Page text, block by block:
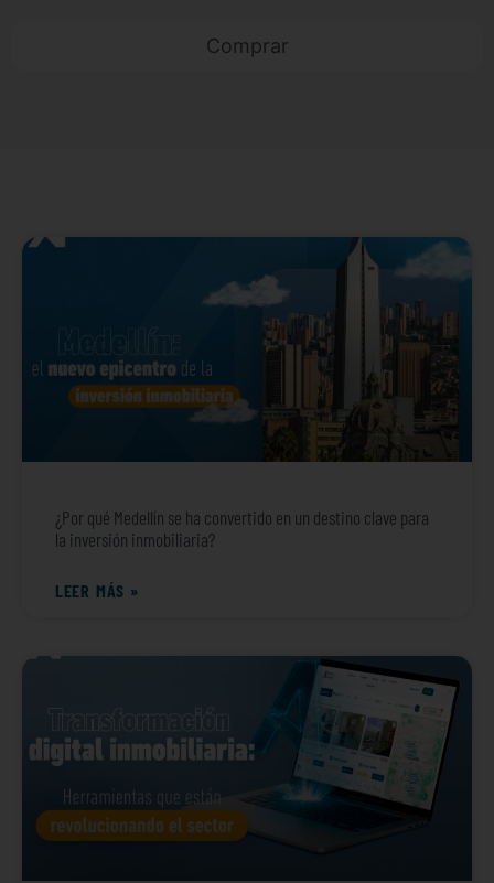
Comprar
¿Por qué Medellín se ha convertido en un destino clave para
la inversión inmobiliaria?
LEER MÁS »